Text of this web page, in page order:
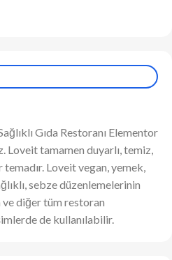
Gıda Restoranı Elementor
Loveit tamamen duyarlı, temiz,
Loveit vegan, yemek,
sebze düzenlemelerinin
ve diğer tüm restoran
de kullanılabilir.